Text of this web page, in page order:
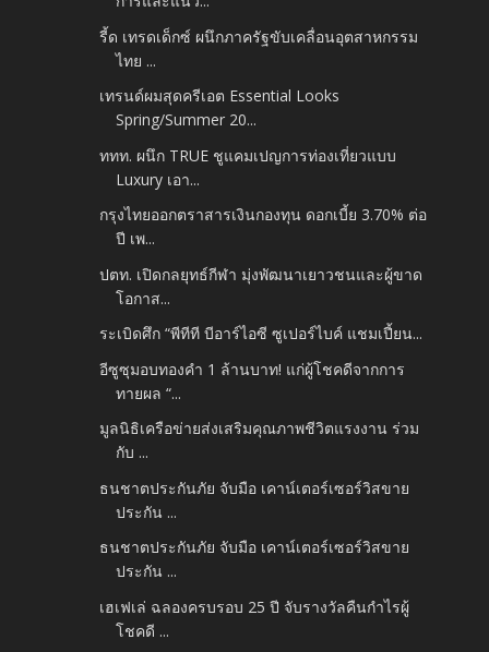
รี้ด เทรดเด็กซ์ ผนึกภาครัฐขับเคลื่อนอุตสาหกรรม
ไทย ...
เทรนด์ผมสุดครีเอต Essential Looks
Spring/Summer 20...
ททท. ผนึก TRUE ชูแคมเปญการท่องเที่ยวแบบ
Luxury เอา...
กรุงไทยออกตราสารเงินกองทุน ดอกเบี้ย 3.70% ต่อ
ปี เพ...
ปตท. เปิดกลยุทธ์กีฬา มุ่งพัฒนาเยาวชนและผู้ขาด
โอกาส...
ระเบิดศึก “พีทีที บีอาร์ไอซี ซูเปอร์ไบค์ แชมเปี้ยน...
อีซูซุมอบทองคำ 1 ล้านบาท! แก่ผู้โชคดีจากการ
ทายผล “...
มูลนิธิเครือข่ายส่งเสริมคุณภาพชีวิตแรงงาน ร่วม
กับ ...
ธนชาตประกันภัย จับมือ เคาน์เตอร์เซอร์วิสขาย
ประกัน ...
ธนชาตประกันภัย จับมือ เคาน์เตอร์เซอร์วิสขาย
ประกัน ...
เฮเฟเล่ ฉลองครบรอบ 25 ปี จับรางวัลคืนกำไรผู้
โชคดี ...